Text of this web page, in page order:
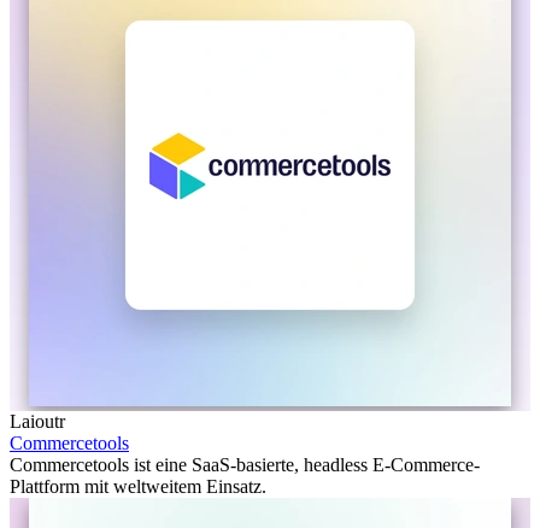
Laioutr
Commercetools
Commercetools ist eine SaaS-basierte, headless E-Commerce-
Plattform mit weltweitem Einsatz.